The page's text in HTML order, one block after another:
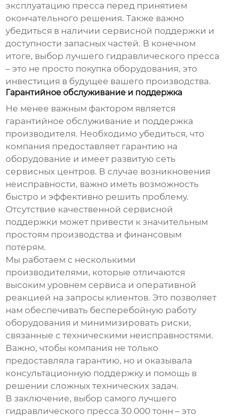
эксплуатацию пресса перед принятием
окончательного решения. Также важно
убедиться в наличии сервисной поддержки и
доступности запасных частей. В конечном
итоге, выборлучшего гидравлического пресса
– это не просто покупка оборудования, это
инвестиция в будущее вашего производства.
Гарантийное обслуживание и поддержка
Не менее важным фактором является
гарантийное обслуживание и поддержка
производителя. Необходимо убедиться, что
компания предоставляет гарантию на
оборудование и имеет развитую сеть
сервисных центров. В случае возникновения
неисправности, важно иметь возможность
быстро и эффективно решить проблему.
Отсутствие качественной сервисной
поддержки может привести к значительным
простоям производства и финансовым
потерям.
Мы работаем с несколькими
производителями, которые отличаются
высоким уровнем сервиса и оперативной
реакцией на запросы клиентов. Это позволяет
нам обеспечивать бесперебойную работу
оборудования и минимизировать риски,
связанные с техническими неисправностями.
Важно, чтобы компания не только
предоставляла гарантию, но и оказывала
консультационную поддержку и помощь в
решении сложных технических задач.
В заключение, выбор самого лучшего
гидравлического пресса 30 000 тонн – это